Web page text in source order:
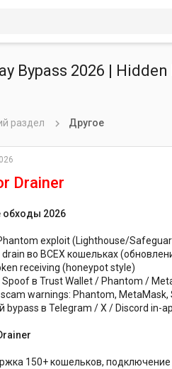
Bypass 2026 |
раздел Другое
Drainer
2026
exploit (Lighthouse/
drain во ВСЕХ кошельках
receiving (honeypot style)
Spoof в Trust Wallet / Phantom /
warnings: Phantom, MetaMask,
bypass в Telegram / X / Discord in-
150+ кошельков, подключение